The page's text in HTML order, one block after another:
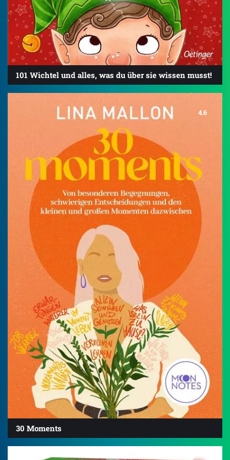
101 Wichtel und alles, was du über sie wissen musst!
4.6
30 Moments